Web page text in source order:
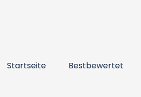
Startseite Bestbewertet